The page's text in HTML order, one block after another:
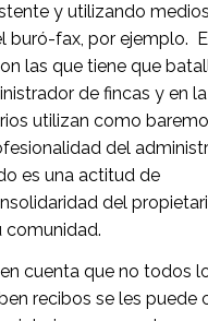
y utilizando medios
buró-fax, por ejemplo.
las que tiene que
de fincas y en
utilizan como
del
es una actitud de
del
comunidad.
cuenta que no todos
recibos se les puede